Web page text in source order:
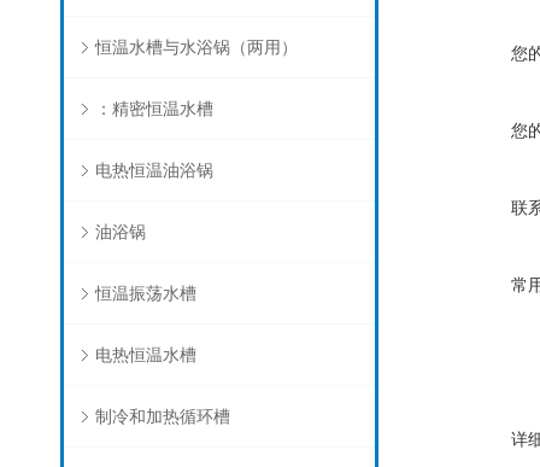
恒温水槽与水浴锅（两用）
：精密恒温水槽
电热恒温油浴锅
油浴锅
恒温振荡水槽
电热恒温水槽
制冷和加热循环槽
您
您
联
常
详